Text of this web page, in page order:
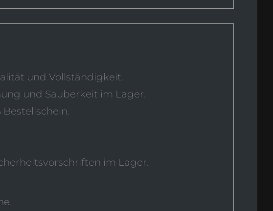
und Vollständigkeit.
und Sauberkeit im Lager.
im Lager.